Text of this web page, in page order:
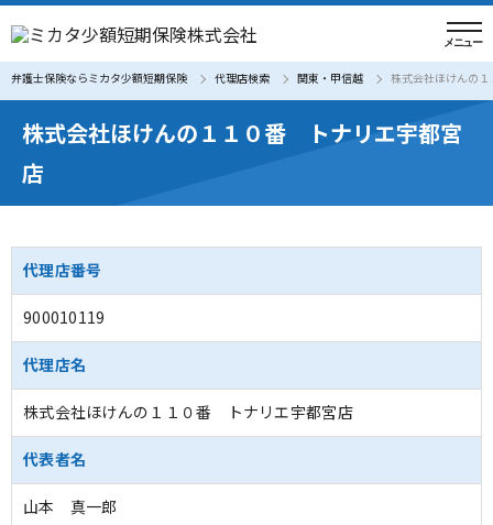
弁護士保険ならミカタ少額短期保険 代理店検索 関東・甲信越 株式会社ほけんの
株式会社ほけんの１１０番 トナリエ宇都宮
店
代理店番号
900010119
代理店名
株式会社ほけんの１１０番 トナリエ宇都宮店
代表者名
山本 真一郎